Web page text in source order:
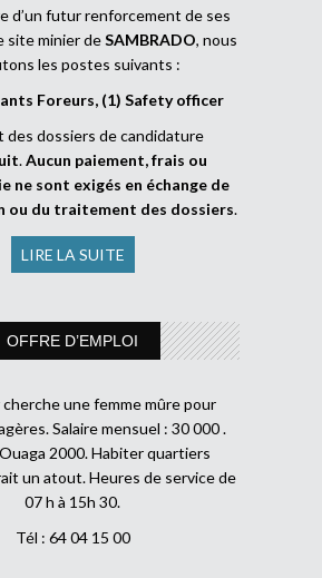
d’un futur renforcement de ses
site minier deSAMBRADO, nous
les postes suivants :
Foreurs, (1) Safety officer
des dossiers de candidature
.Aucun paiement, frais ou
ne sont exigés en échange de
ou du traitement des dossiers.
LIRE LA SUITE
OFFRE D’EMPLOI
une femme mûre pour
Salaire mensuel : 30 000 .
2000. Habiter quartiers
un atout. Heures de service de
07 h à 15h 30.
Tél : 64 04 15 00